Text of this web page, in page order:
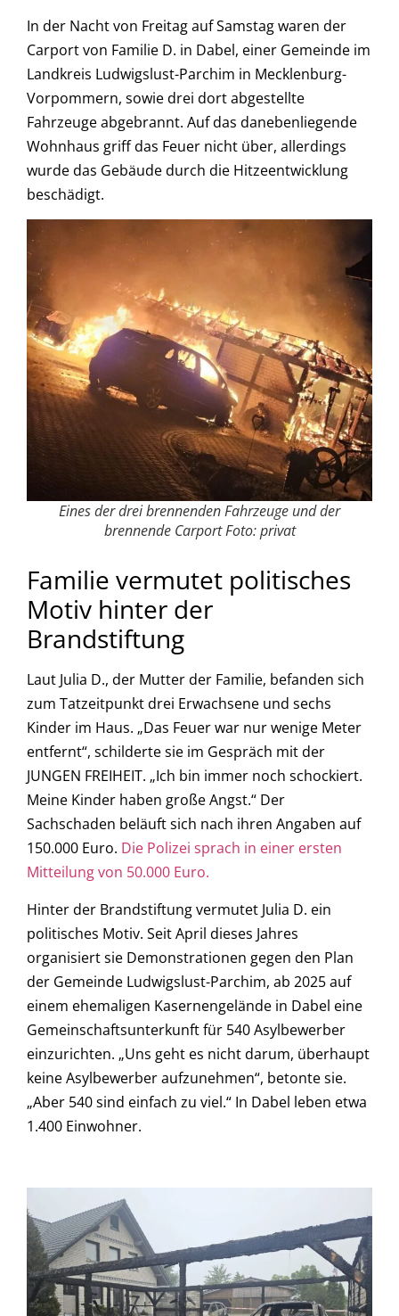
In der Nacht von Freitag auf Samstag waren der
Carport von Familie D. in Dabel, einer Gemeinde im
Landkreis Ludwigslust-Parchim in Mecklenburg-
Vorpommern, sowie drei dort abgestellte
Fahrzeuge abgebrannt. Auf das danebenliegende
Wohnhaus griff das Feuer nicht über, allerdings
wurde das Gebäude durch die Hitzeentwicklung
beschädigt.
Eines der drei brennenden Fahrzeuge und der
brennende Carport Foto: privat
Familie vermutet politisches
Motiv hinter der
Brandstiftung
Laut Julia D., der Mutter der Familie, befanden sich
zum Tatzeitpunkt drei Erwachsene und sechs
Kinder im Haus. „Das Feuer war nur wenige Meter
entfernt“, schilderte sie im Gespräch mit der
JUNGEN FREIHEIT. „Ich bin immer noch schockiert.
Meine Kinder haben große Angst.“ Der
Sachschaden beläuft sich nach ihren Angaben auf
150.000 Euro. Die Polizei sprach in einer ersten
Mitteilung von 50.000 Euro.
Hinter der Brandstiftung vermutet Julia D. ein
politisches Motiv. Seit April dieses Jahres
organisiert sie Demonstrationen gegen den Plan
der Gemeinde Ludwigslust-Parchim, ab 2025 auf
einem ehemaligen Kasernengelände in Dabel eine
Gemeinschaftsunterkunft für 540Asylbewerber
einzurichten. „Uns geht es nicht darum, überhaupt
keine Asylbewerber aufzunehmen“, betonte sie.
„Aber 540 sind einfach zu viel.“ In Dabel leben etwa
1.400 Einwohner.